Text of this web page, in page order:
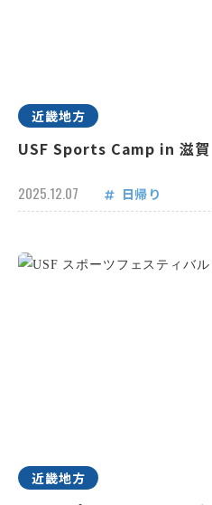
近畿地方
USF Sports Camp in 滋
2025.12.07 日帰り
近畿地方